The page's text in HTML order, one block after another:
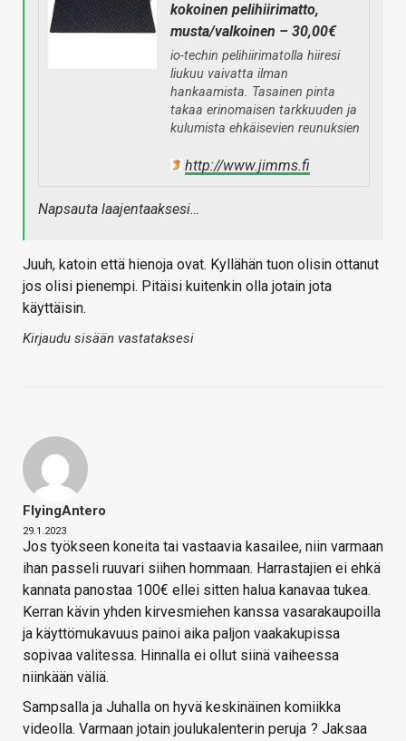
kokoinen pelihiirimatto,
musta/valkoinen – 30,00€
io-techin pelihiirimatolla hiiresi
liukuu vaivatta ilman
hankaamista. Tasainen pinta
takaa erinomaisen tarkkuuden ja
kulumista ehkäisevien reunuksien
http://www.jimms.fi
Napsauta laajentaaksesi…
Juuh, katoin että hienoja ovat. Kyllähän tuon olisin ottanut
jos olisi pienempi. Pitäisi kuitenkin olla jotain jota
käyttäisin.
Kirjaudu sisään vastataksesi
FlyingAntero
29.1.2023
Jos työkseen koneita tai vastaavia kasailee, niin varmaan
ihan passeli ruuvari siihen hommaan. Harrastajien ei ehkä
kannata panostaa 100€ ellei sitten halua kanavaa tukea.
Kerran kävin yhden kirvesmiehen kanssa vasarakaupoilla
ja käyttömukavuus painoi aika paljon vaakakupissa
sopivaa valitessa. Hinnalla ei ollut siinä vaiheessa
niinkään väliä.
Sampsalla ja Juhalla on hyvä keskinäinen komiikka
videolla. Varmaan jotain joulukalenterin peruja ? Jaksaa